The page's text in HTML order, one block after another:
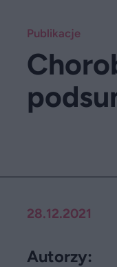
Publikacje
28.12.2021
Autorzy: